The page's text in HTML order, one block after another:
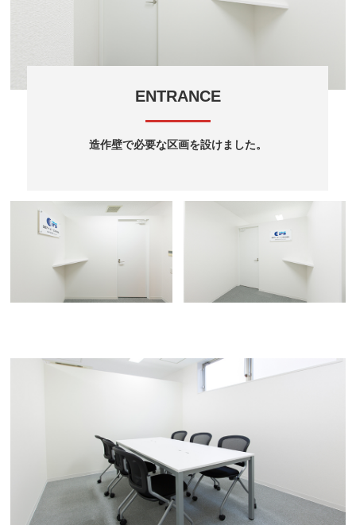
ENTRANCE
造作壁で必要な区画を設けました。